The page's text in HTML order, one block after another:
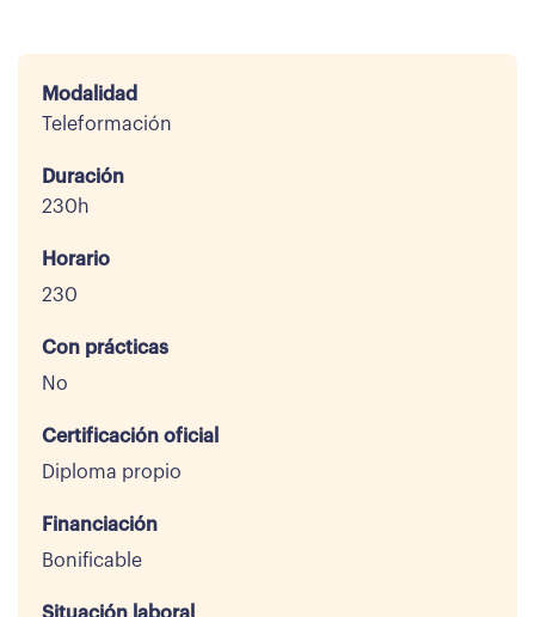
Modalidad
Teleformación
Duración
230h
Horario
230
Con prácticas
No
Certificación oficial
Diploma propio
Financiación
Bonificable